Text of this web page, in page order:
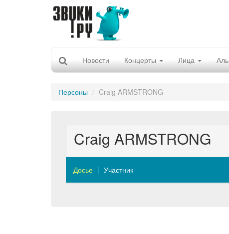
Новости Концерты Лица
Персоны Craig ARMSTRONG
Craig ARMSTRONG
Досье Участник